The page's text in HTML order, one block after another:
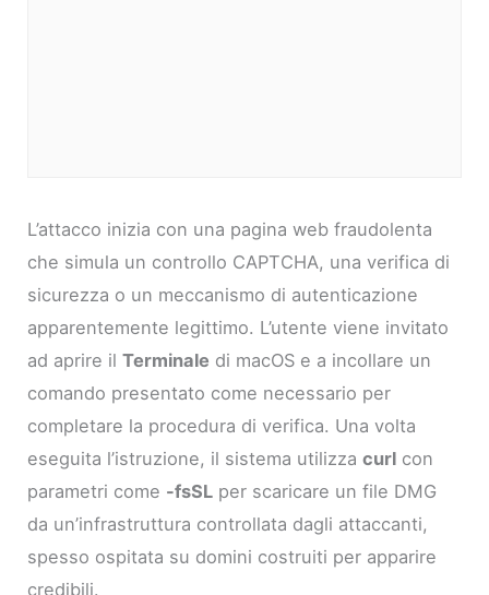
L’attacco inizia con una pagina web fraudolenta
che simula un controllo CAPTCHA, una verifica di
sicurezza o un meccanismo di autenticazione
apparentemente legittimo. L’utente viene invitato
ad aprire ilTerminale di macOS e a incollare un
comando presentato come necessario per
completare la procedura di verifica. Una volta
eseguita l’istruzione, il sistema utilizzacurl con
parametri come -fsSL per scaricare un file DMG
da un’infrastruttura controllata dagli attaccanti,
spesso ospitata su domini costruiti per apparire
credibili.